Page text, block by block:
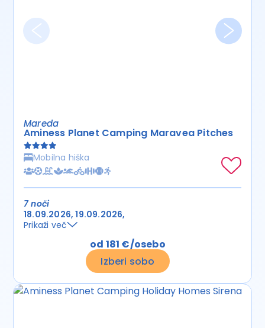
Mareda
Aminess Planet Camping Maravea Pitches
Mobilna hiška
7 noči
18.09.2026 19.09.2026
Prikaži več
od 181 €/osebo
Izberi sobo